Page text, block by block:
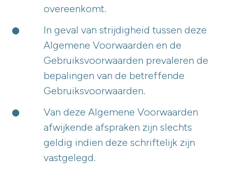
overeenkomt.
In geval van strijdigheid tussen deze
Algemene Voorwaarden en de
Gebruiksvoorwaarden prevaleren de
bepalingen van de betreffende
Gebruiksvoorwaarden.
Van deze Algemene Voorwaarden
afwijkende afspraken zijn slechts
geldig indien deze schriftelijk zijn
vastgelegd.